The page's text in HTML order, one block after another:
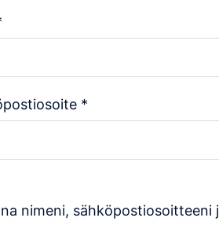
*
nimeni, sähköpostiosoitteeni